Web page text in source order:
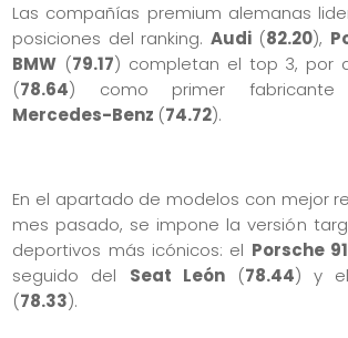
Las compañías premium alemanas
posiciones del ranking. Audi(82.20),
BMW (79.17) completan el top 3, por
(78.64) como primer fabricante
Mercedes-Benz (74.72).
En el apartado de modelos con mejor
mes pasado, se impone la versión
deportivos más icónicos: el Porsche
seguido del Seat León(78.44) y
(78.33).